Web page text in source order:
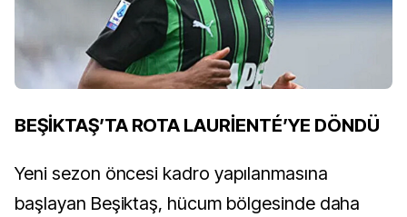
BEŞİKTAŞ’TA ROTA LAURİENTÉ’YE DÖNDÜ
Yeni sezon öncesi kadro yapılanmasına
başlayan Beşiktaş, hücum bölgesinde daha